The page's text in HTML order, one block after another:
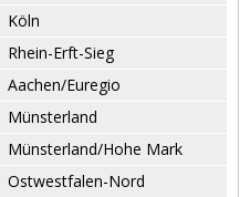
Köln
Rhein-Erft-Sieg
Aachen/Euregio
Münsterland
Münsterland/Hohe Mark
Ostwestfalen-Nord